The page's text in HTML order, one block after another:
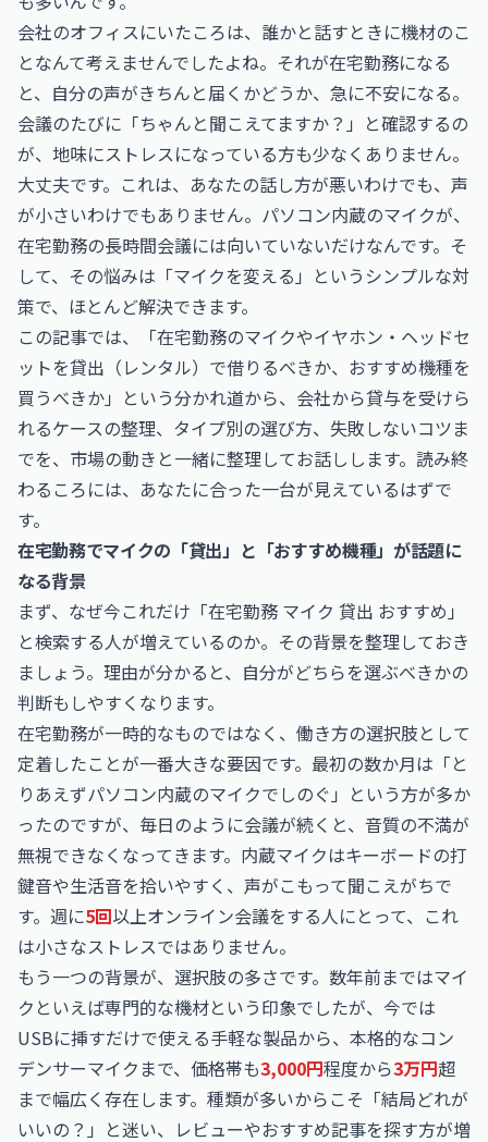
会社のオフィスにいたころは、誰かと話すときに機材のこ
となんて考えませんでしたよね。それが在宅勤務になる
と、自分の声がきちんと届くかどうか、急に不安になる。
会議のたびに「ちゃんと聞こえてますか？」と確認するの
が、地味にストレスになっている方も少なくありません。
大丈夫です。これは、あなたの話し方が悪いわけでも、声
が小さいわけでもありません。パソコン内蔵のマイクが、
在宅勤務の長時間会議には向いていないだけなんです。そ
して、その悩みは「マイクを変える」というシンプルな対
策で、ほとんど解決できます。
この記事では、「在宅勤務のマイクやイヤホン・ヘッドセ
ットを貸出（レンタル）で借りるべきか、おすすめ機種を
買うべきか」という分かれ道から、会社から貸与を受けら
れるケースの整理、タイプ別の選び方、失敗しないコツま
でを、市場の動きと一緒に整理してお話しします。読み終
わるころには、あなたに合った一台が見えているはずで
す。
在宅勤務でマイクの「貸出」と「おすすめ機種」が話題に
なる背景
まず、なぜ今これだけ「在宅勤務 マイク 貸出 おすすめ」
と検索する人が増えているのか。その背景を整理しておき
ましょう。理由が分かると、自分がどちらを選ぶべきかの
判断もしやすくなります。
在宅勤務が一時的なものではなく、働き方の選択肢として
定着したことが一番大きな要因です。最初の数か月は「と
りあえずパソコン内蔵のマイクでしのぐ」という方が多か
ったのですが、毎日のように会議が続くと、音質の不満が
無視できなくなってきます。内蔵マイクはキーボードの打
鍵音や生活音を拾いやすく、声がこもって聞こえがちで
す。週に5回以上オンライン会議をする人にとって、これ
は小さなストレスではありません。
もう一つの背景が、選択肢の多さです。数年前まではマイ
クといえば専門的な機材という印象でしたが、今では
USBに挿すだけで使える手軽な製品から、本格的なコン
デンサーマイクまで、価格帯も3,000円程度から3万円超
まで幅広く存在します。種類が多いからこそ「結局どれが
いいの？」と迷い、レビューやおすすめ記事を探す方が増